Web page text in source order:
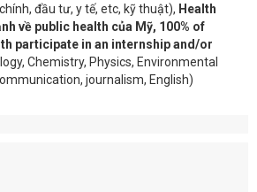
đầu tư, y tế, etc, kỹ thuật), Health
về public health của Mỹ, 100% of
participate in an internship and/or
Chemistry, Physics, Environmental
journalism, English)